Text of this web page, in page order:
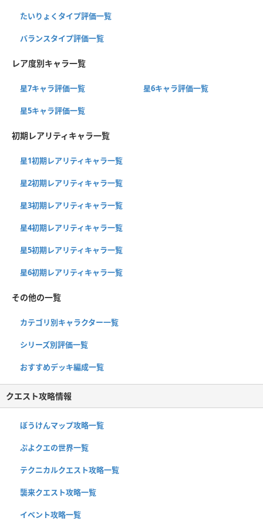
たいりょくタイプ評価一覧
バランスタイプ評価一覧
レア度別キャラ一覧
星7キャラ評価一覧 星6キャラ評価一覧
星5キャラ評価一覧
初期レアリティキャラ一覧
星1初期レアリティキャラ一覧
星2初期レアリティキャラ一覧
星3初期レアリティキャラ一覧
星4初期レアリティキャラ一覧
星5初期レアリティキャラ一覧
星6初期レアリティキャラ一覧
その他の一覧
カテゴリ別キャラクター一覧
シリーズ別評価一覧
おすすめデッキ編成一覧
クエスト攻略情報
ぼうけんマップ攻略一覧
ぷよクエの世界一覧
テクニカルクエスト攻略一覧
襲来クエスト攻略一覧
イベント攻略一覧